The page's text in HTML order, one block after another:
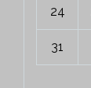
24
31